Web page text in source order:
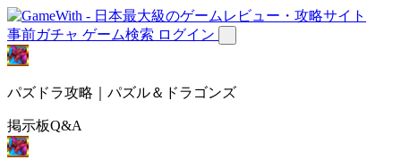
事前ガチャ ゲーム検索 ログイン
パズドラ攻略｜パズル＆ドラゴンズ
掲示板Q&A